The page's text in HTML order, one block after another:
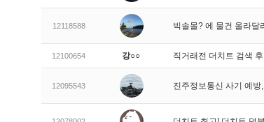
12118588 빅솔몰? 에 물건 올라달
12100654 강○○ 직거래전 더치트 검색
12095543 진주정보통신 사기 예